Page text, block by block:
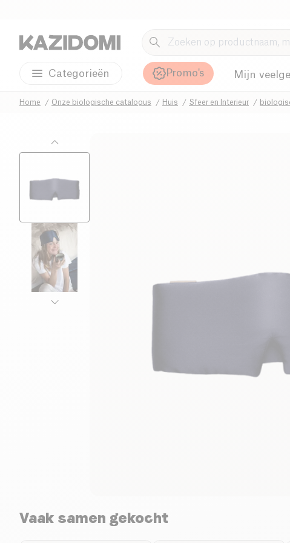
Categorieën Promo's Mijn
Home Onze biologische catalogus Huis Sfeer en Interieur
Vaak samen gekocht